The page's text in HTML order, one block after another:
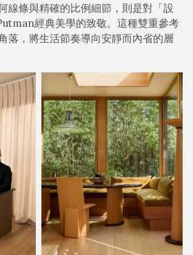
線條與精確的比例細節，則是對「設
經典美學的致敬。這種雙重參考
落，將生活節奏導向安靜而內省的層